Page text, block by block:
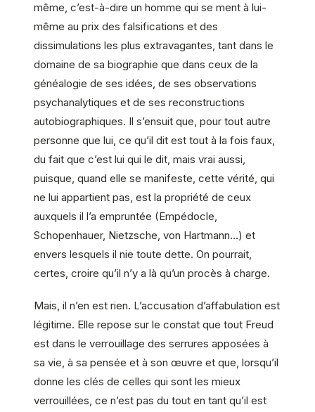
même, c’est-à-dire un homme qui se ment à lui-
même au prix des falsifications et des
dissimulations les plus extravagantes, tant dans le
domaine de sa biographie que dans ceux de la
généalogie de ses idées, de ses observations
psychanalytiques et de ses reconstructions
autobiographiques. Il s’ensuit que, pour tout autre
personne que lui, ce qu’il dit est tout à la fois faux,
du fait que c’est lui qui le dit, mais vrai aussi,
puisque, quand elle se manifeste, cette vérité, qui
ne lui appartient pas, est la propriété de ceux
auxquels il l’a empruntée (Empédocle,
Schopenhauer, Nietzsche, von Hartmann…) et
envers lesquels il nie toute dette. On pourrait,
certes, croire qu’il n’y a là qu’un procès à charge.
Mais, il n’en est rien. L’accusation d’affabulation est
légitime. Elle repose sur le constat que tout Freud
est dans le verrouillage des serrures apposées à
sa vie, à sa pensée et à son œuvre et que, lorsqu’il
donne les clés de celles qui sont les mieux
verrouillées, ce n’est pas du tout en tant qu’il est